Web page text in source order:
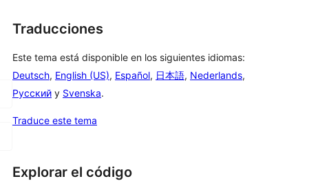
Traducciones
Este tema está disponible en los siguientes idiomas:
Deutsch, English (US), Español, 日本語, Nederlands,
Русский y Svenska.
Traduce este tema
Explorar el código